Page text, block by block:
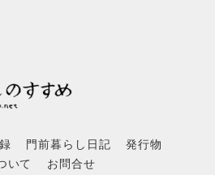
門前暮らし日記
発行物
いて
お問合せ